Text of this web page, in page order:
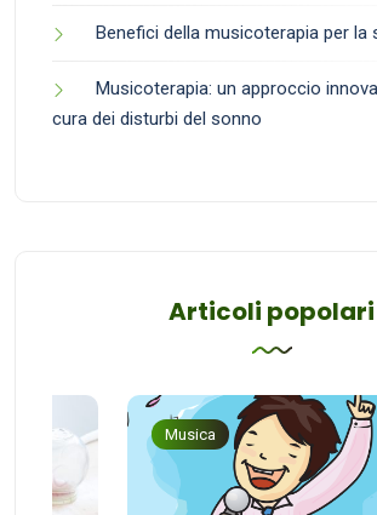
Benefici della musicoterapia per la
Musicoterapia: un approccio
cura dei disturbi del sonno
Articoli popolari
Musica